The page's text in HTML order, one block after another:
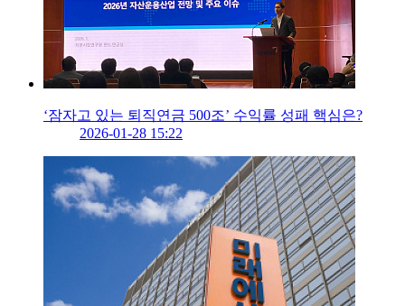
‘잠자고 있는 퇴직연금 500조’ 수익률 성패 핵심은?
2026-01-28 15:22